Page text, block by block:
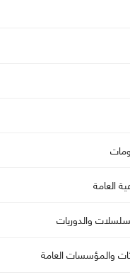
العامة
والدوريات
والمؤسسات العامة